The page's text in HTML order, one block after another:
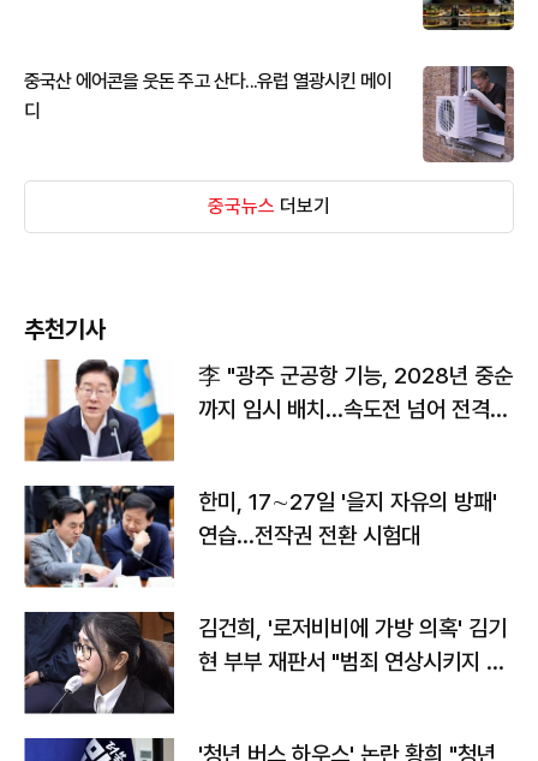
중국산 에어콘을 웃돈 주고 산다...유럽 열광시킨 메이
디
중국뉴스 더보기
추천기사
李 "광주 군공항 기능, 2028년 중순
까지 임시 배치…속도전 넘어 전격
한미, 17∼27일 '을지 자유의 방패'
연습…전작권 전환 시험대
김건희, '로저비비에 가방 의혹' 김기
현 부부 재판서 "범죄 연상시키지 말
'청년 버스 하우스' 논란 황희 "청년